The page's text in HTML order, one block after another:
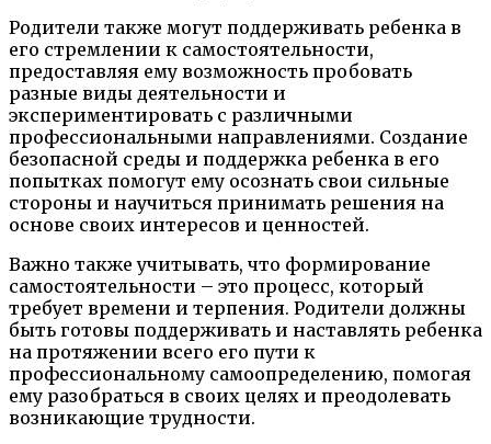
Родители также могут поддерживать ребенка в
его стремлении к самостоятельности,
предоставляя ему возможность пробовать
разные виды деятельности и
экспериментировать с различными
профессиональными направлениями. Создание
безопасной среды и поддержка ребенка в его
попытках помогут ему осознать свои сильные
стороны и научиться принимать решения на
основе своих интересов и ценностей.
Важно также учитывать, что формирование
самостоятельности – это процесс, который
требует времени и терпения. Родители должны
быть готовы поддерживать и наставлять ребенка
на протяжении всего его пути к
профессиональному самоопределению, помогая
ему разобраться в своих целях и преодолевать
возникающие трудности.